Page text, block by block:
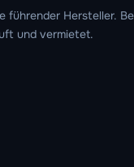
führender Hersteller.
und vermietet.